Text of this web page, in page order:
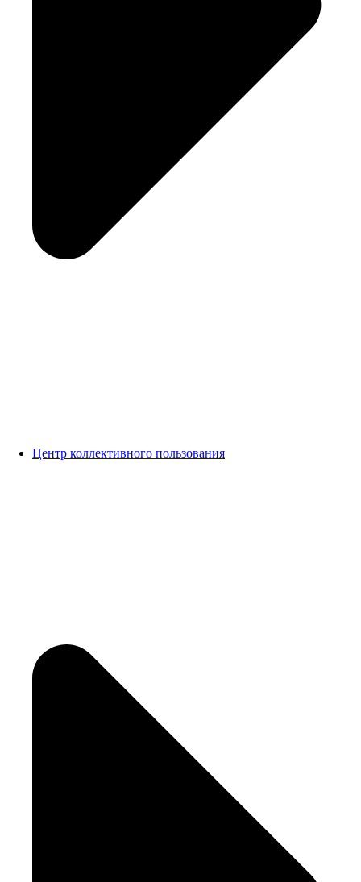
Центр коллективного пользования